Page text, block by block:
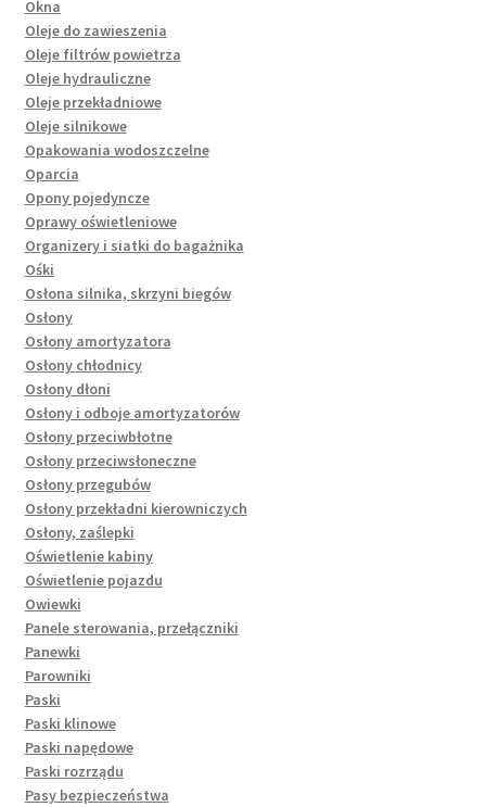
Okna
Oleje do zawieszenia
Oleje filtrów powietrza
Oleje hydrauliczne
Oleje przekładniowe
Oleje silnikowe
Opakowania wodoszczelne
Oparcia
Opony pojedyncze
Oprawy oświetleniowe
Organizery i siatki do bagażnika
Ośki
Osłona silnika, skrzyni biegów
Osłony
Osłony amortyzatora
Osłony chłodnicy
Osłony dłoni
Osłony i odboje amortyzatorów
Osłony przeciwbłotne
Osłony przeciwsłoneczne
Osłony przegubów
Osłony przekładni kierowniczych
Osłony, zaślepki
Oświetlenie kabiny
Oświetlenie pojazdu
Owiewki
Panele sterowania, przełączniki
Panewki
Parowniki
Paski
Paski klinowe
Paski napędowe
Paski rozrządu
Pasy bezpieczeństwa